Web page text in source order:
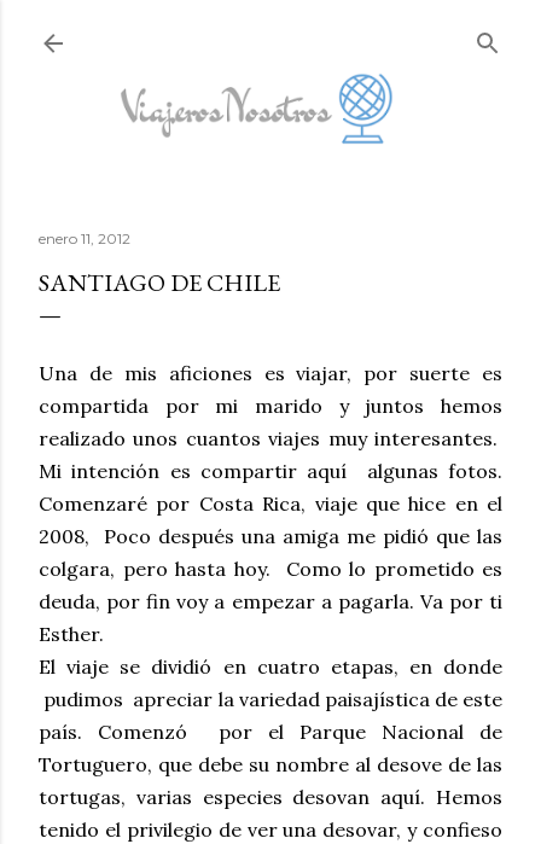
enero 11, 2012
SANTIAGO DE CHILE
Una de mis aficiones es viajar, por suerte es
compartida por mi marido y juntos hemos
realizado unos cuantos viajes muy interesantes.
Mi intención es compartir aquí algunas fotos.
Comenzaré por Costa Rica, viaje que hice en el
2008, Poco después una amiga me pidió que las
colgara, pero hasta hoy. Como lo prometido es
deuda, por fin voy a empezar a pagarla. Va por ti
Esther.
El viaje se dividió en cuatro etapas, en donde
pudimos apreciar la variedad paisajística de este
país. Comenzó por el Parque Nacional de
Tortuguero, que debe su nombre al desove de las
tortugas, varias especies desovan aquí. Hemos
tenido el privilegio de ver una desovar, y confieso